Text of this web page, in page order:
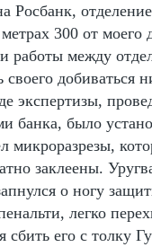
Росбанк,
300 от моего
работы между
своего добиваться
экспертизы,
банка, было
микроразрезы,
заклеены.
о ногу
легко
сбить его с толку